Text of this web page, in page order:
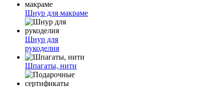
Шнур для макраме
Шнур для
рукоделия
Шпагаты, нити